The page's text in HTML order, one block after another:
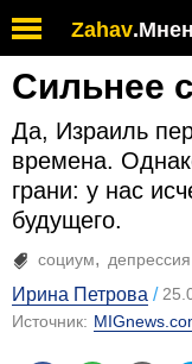
Zahav.
Сильнее
Да, Израиль
времена.
грани: у нас
будущего.
социум депрессия
Ирина Петрова
Источник: